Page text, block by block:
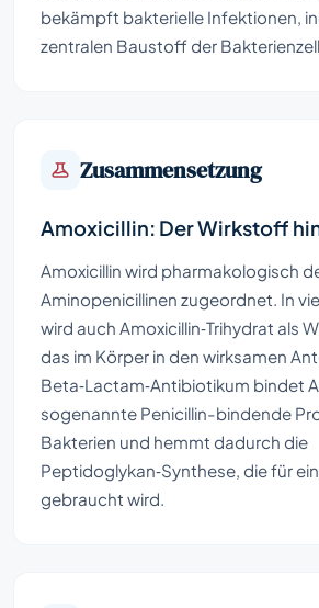
bekämpft bakterielle Infektionen,
zentralen Baustoff der
Zusammensetzung
Amoxicillin: Der Wirkstoff
Amoxicillin wird pharmakologisch
Aminopenicillinen zugeordnet. In
wird auch Amoxicillin‑Trihydrat als
das im Körper in den wirksamen
Beta‑Lactam‑Antibiotikum bindet
sogenannte Penicillin-bindende
Bakterien und hemmt dadurch die
Peptidoglykan‑Synthese, die für
gebraucht wird.